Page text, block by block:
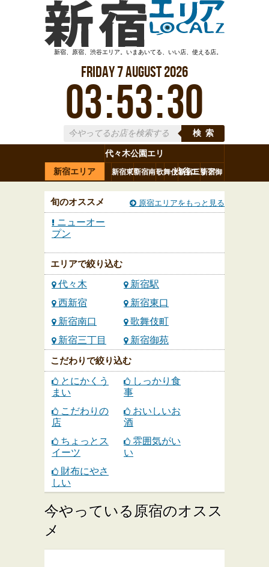
新宿、原宿、渋谷エリア。いまあいてる、いい店、使える店。
Friday7August2026
03:53:31
検索
新宿エリア
代々木公園エリ
ア
渋谷エリア
代々木新宿駅西新宿
新宿東
口
新宿南
口
歌舞伎
町
新宿三
丁目
新宿御
苑
旬のオススメ
ニューオー
プン
エリアで絞り込む
代々木
新宿駅
西新宿
新宿東口
新宿南口
歌舞伎町
新宿三丁目
新宿御苑
こだわりで絞り込む
とにかくう
まい
しっかり食
事
こだわりの
店
おいしいお
酒
ちょっとス
イーツ
雰囲気がい
い
財布にやさ
しい
今やっている原宿のオスス
メ
原宿エリアをもっと見る